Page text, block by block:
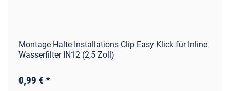
Montage Halte Installations Clip Easy Klick für Inline
Wasserfilter IN12 (2,5 Zoll)
0,99 € *